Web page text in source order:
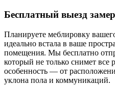
Бесплатный выезд
Планируете меблировку
идеально встала в ваше
помещения. Мы бесплатно
который не только снимет
особенность — от
уклона пола и коммуникаций.